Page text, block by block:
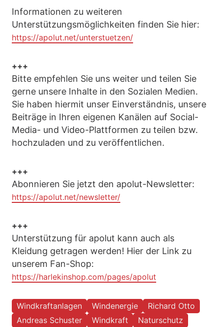
Informationen zu weiteren
Unterstützungsmöglichkeiten finden Sie hier:
https://apolut.net/unterstuetzen/
+++
Bitte empfehlen Sie uns weiter und teilen Sie
gerne unsere Inhalte in den Sozialen Medien.
Sie haben hiermit unser Einverständnis, unsere
Beiträge in Ihren eigenen Kanälen auf Social-
Media- und Video-Plattformen zu teilen bzw.
hochzuladen und zu veröffentlichen.
+++
Abonnieren Sie jetzt den apolut-Newsletter:
https://apolut.net/newsletter/
+++
Unterstützung für apolut kann auch als
Kleidung getragen werden! Hier der Link zu
unserem Fan-Shop:
https://harlekinshop.com/pages/apolut
Windkraftanlagen Windenergie
Richard Otto
Andreas Schuster
Windkraft Naturschutz